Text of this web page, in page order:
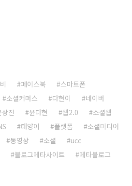
페이스북
스마트폰
소셜커머스 다현이
네이버
상진 윤다현 웹2.0
소셜웹
태양이 플랫폼
소셜미디어
동영상 소셜
ucc
블로그메타사이트
메타블로그